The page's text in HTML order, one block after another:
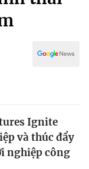
Ignite
và thúc đẩy
nghiệp công